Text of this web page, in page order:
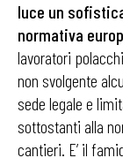
luce un
normativa
lavoratori
non svolgente
sede legale e
sottostanti alla
cantieri. E’ il